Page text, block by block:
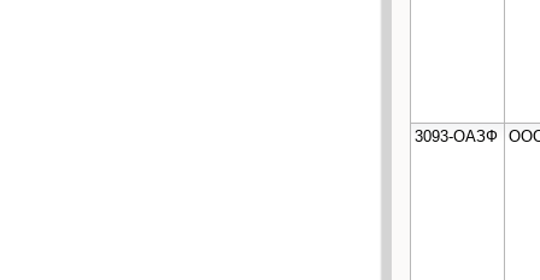
3093-ОАЗФ